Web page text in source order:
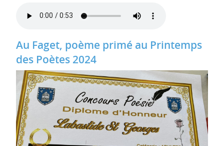
Au Faget, poème primé au Printemps
des Poètes 2024